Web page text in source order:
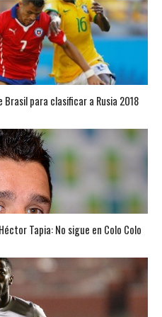
para clasificar a Rusia 2018
Tapia: No sigue en Colo Colo